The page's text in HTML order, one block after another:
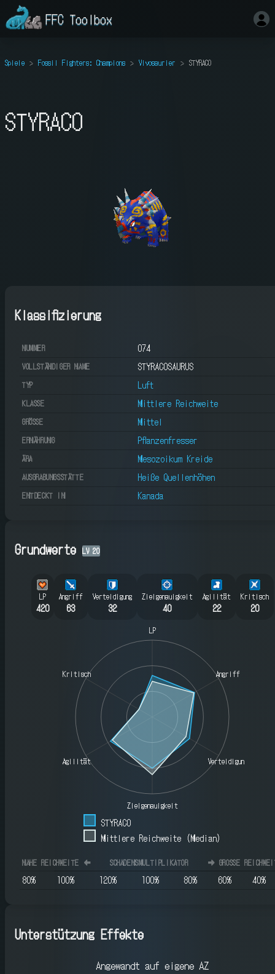
FFC Toolbox
Spiele Fossil Fighters: Champions Vivosaurier STYRACO
STYRACO
Klassifizierung
NUMMER 074
VOLLSTÄNDIGER NAME STYRACOSAURUS
TYP Luft
KLASSE Mittlere Reichweite
GRÖSSE Mittel
ERNÄHRUNG Pflanzenfresser
ÄRA Mesozoikum Kreide
AUSGRABUNGSSTÄTTE Heiße Quellenhöhen
ENTDECKT IN Kanada
Grundwerte LV 20
LP
420
Angriff
63
Verteidigung
32
Zielgenauigkeit
40
Agilität
22
Kritisch
20
LP
Angriff
Verteidigung
Zielgenauigkeit
Agilität
Kritisch
STYRACO
Mittlere Reichweite (Median)
NAHE REICHWEITE ⬅️ SCHADENSMULTIPLIKATOR ➡️ GROSSE
80% 100% 120% 100% 80% 60% 40%
Unterstützung Effekte
Angewandt auf eigene AZ